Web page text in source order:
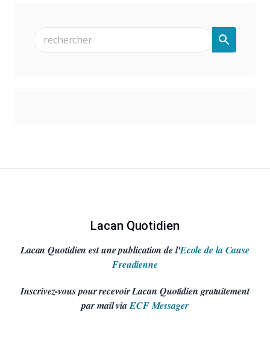
Lacan Quotidien
Lacan Quotidien est une publication de l'Ecole de la Cause
Freudienne
Inscrivez-vous pour recevoir Lacan Quotidien gratuitement
par mail viaECF Messager